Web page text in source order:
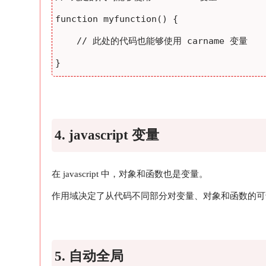
function myfunction() {
// 此处的代码也能够使用 carname 变量
4. javascript 变量
在 javascript 中，对象和函数也是变量。
作用域决定了从代码不同部分对变量、对象和函数的
5. 自动全局